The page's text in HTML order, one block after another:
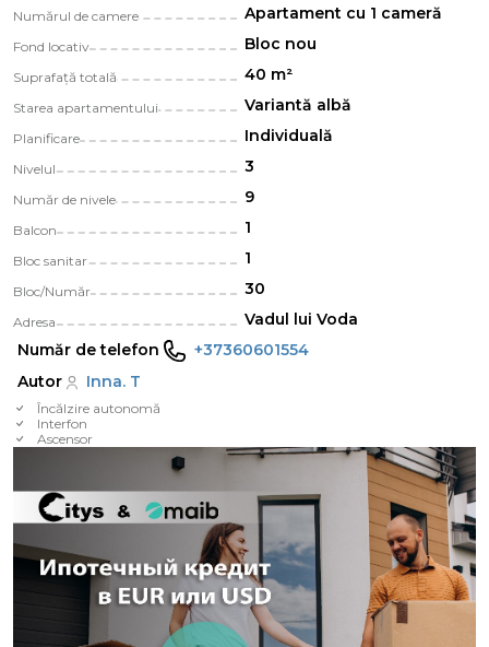
Numărul de camere Apartament cu 1 cameră
Fond locativ Bloc nou
Suprafață totală 40 m²
Starea apartamentului Variantă albă
Planificare Individuală
Nivelul 3
Număr de nivele 9
Balcon 1
Bloc sanitar 1
Bloc/Număr 30
Adresa
Vadul lui Voda
Număr de telefon
+37360601554
Autor
Inna. T
Încălzire autonomă
Interfon
Ascensor